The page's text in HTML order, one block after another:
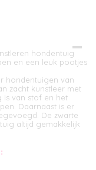
hondentuig
en een leuk pootjes
hondentuigen van
zacht kunstleer met
is van stof en het
Daarnaast is er
De zwarte
altijd gemakkelijk